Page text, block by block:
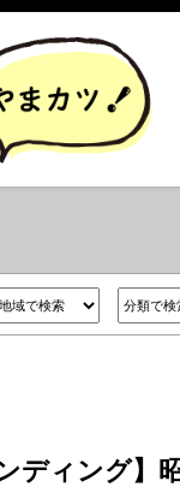
ディング】